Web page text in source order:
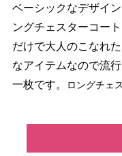
ベーシックなデザイ
ングチェスターコー
だけで大人のこなれ
なアイテムなので流
一枚です。
ロングチェ